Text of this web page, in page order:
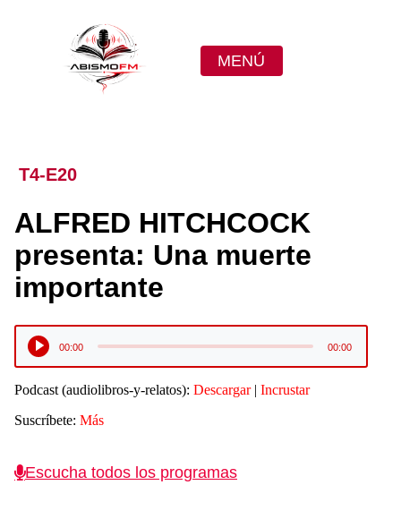
MENÚ
T4-E20
ALFRED HITCHCOCK
presenta: Una muerte
importante
Reproductor
audio
00:00 00:00
Podcast (audiolibros-y-relatos): Descargar| Incrustar
Suscríbete: Más
Escucha todos los programas